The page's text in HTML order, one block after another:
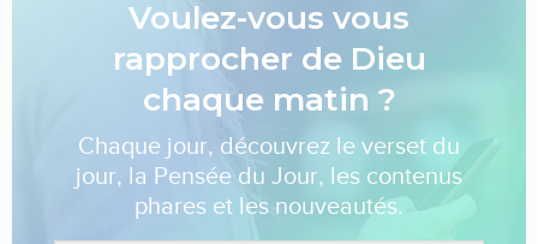
Voulez-vous vous
rapprocher de Dieu
chaque matin ?
Chaque jour, découvrez le verset du
jour, la Pensée du Jour, les contenus
phares et les nouveautés.